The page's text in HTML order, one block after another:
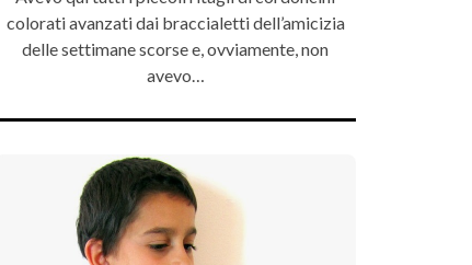
colorati avanzati dai braccialetti dell’amicizia
delle settimane scorse e, ovviamente, non
avevo…